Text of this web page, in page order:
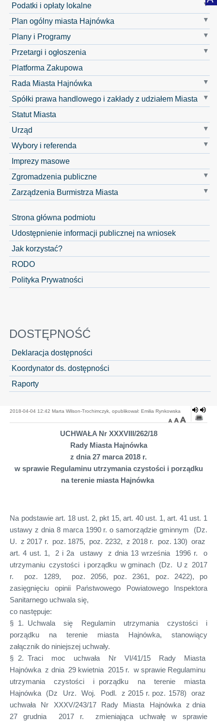
Podatki i opłaty lokalne
Plan ogólny miasta Hajnówka
Plany i Programy
Przetargi i ogłoszenia
Platforma Zakupowa
Rada Miasta Hajnówka
Spółki prawa handlowego i zakłady z udziałem Miasta
Statut Miasta
Urząd
Wybory i referenda
Imprezy masowe
Zgromadzenia publiczne
Zarządzenia Burmistrza Miasta
Strona główna podmiotu
Udostępnienie informacji publicznej na wniosek
Jak korzystać?
RODO
Polityka Prywatności
DOSTĘPNOŚĆ
Deklaracja dostępności
Koordynator ds. dostępności
Raporty
2018-04-04 12:42 Marta Wilson-Trochimczyk, opublikował: Emilia Rynkowska
UCHWAŁA Nr XXXVIII/262/18
Rady Miasta Hajnówka
z dnia 27 marca 2018 r.
w sprawie Regulaminu utrzymania czystości i porządku
na terenie miasta Hajnówka
Na podstawie art. 18 ust. 2, pkt 15, art. 40 ust. 1, art. 41 ust. 1
ustawy z dnia 8 marca 1990 r. o samorządzie gminnym (Dz.
U. z 2017 r. poz. 1875, poz. 2232, z 2018 r. poz. 130) oraz
art. 4 ust. 1, 2 i 2a ustawy z dnia 13 września 1996 r. o
utrzymaniu czystości i porządku w gminach (Dz. U z 2017
r. poz. 1289, poz. 2056, poz. 2361, poz. 2422), po
zasięgnięciu opinii Państwowego Powiatowego Inspektora
Sanitarnego uchwala się,
co następuje:
§ 1. Uchwala się Regulamin utrzymania czystości i
porządku na terenie miasta Hajnówka, stanowiący
załącznik do niniejszej uchwały.
§ 2. Traci moc uchwała Nr VI/41/15 Rady Miasta
Hajnówka z dnia 29 kwietnia 2015 r. w sprawie Regulaminu
utrzymania czystości i porządku na terenie miasta
Hajnówka (Dz Urz. Woj. Podl. z 2015 r. poz. 1578) oraz
uchwała Nr XXXV/243/17 Rady Miasta Hajnówka z dnia
27 grudnia 2017 r. zmieniająca uchwałę w sprawie